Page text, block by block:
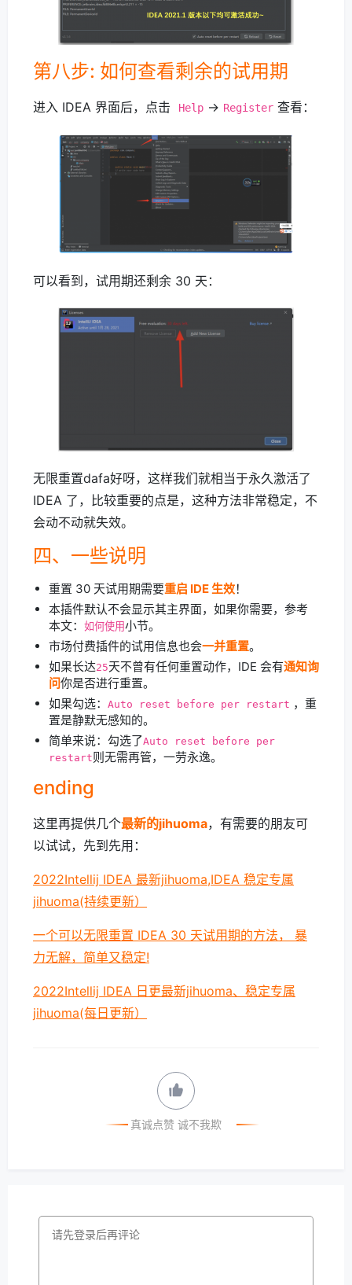
第八步: 如何查看剩余的试用期
进入 IDEA 界面后，点击 Help -> Register 查看：
可以看到，试用期还剩余 30 天：
无限重置dafa好呀，这样我们就相当于永久激活了
IDEA 了，比较重要的点是，这种方法非常稳定，不
会动不动就失效。
四、一些说明
重置 30 天试用期需要重启 IDE 生效！
本插件默认不会显示其主界面，如果你需要，参考
本文：
如何使用小节。
市场付费插件的试用信息也会一并重置。
如果长达25天不曾有任何重置动作，IDE 会有通知询
问你是否进行重置。
如果勾选：
Auto reset before per restart ，重
置是静默无感知的。
简单来说：勾选了Auto reset before per
restart则无需再管，一劳永逸。
ending
这里再提供几个最新的jihuoma，有需要的朋友可
以试试，先到先用：
2022Intellij IDEA 最新jihuoma,IDEA 稳定专属
jihuoma(持续更新）
一个可以无限重置 IDEA 30 天试用期的方法， 暴
力无解，简单又稳定!
2022Intellij IDEA 日更最新jihuoma、稳定专属
jihuoma(每日更新）
真诚点赞 诚不我欺